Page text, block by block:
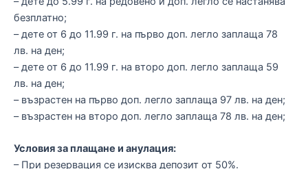
безплатно;
– дете от 6 до 11.99 г. на първо доп. легло заплаща 78
лв. на ден;
– дете от 6 до 11.99 г. на второ доп. легло заплаща 59
лв. на ден;
– възрастен на първо доп. легло заплаща 97 лв. на ден;
– възрастен на второ доп. легло заплаща 78 лв. на ден;
Условия за плащане и анулация:
– При резервация се изисква депозит от 50%.